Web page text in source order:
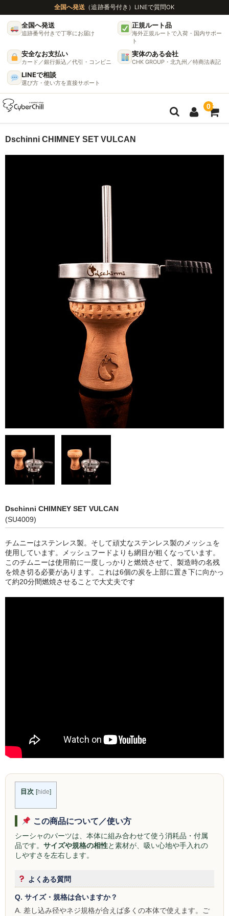
全国へ発送 （追跡番号付き） LINEで質問OK
全国へ発送
追跡番号付きで丁寧にお届け
正規ルート品
海外正規ルートで入荷・国内サポー
ト
安全なお支払い
カード／銀行振込／代引・コンビニ
実体のある会社
CHK GROUP・北九州／特商法表記
LINEで相談
選び方・使い方を直接サポート
0
ガイド
グラインダー完全ガイド
挽き方で味が変わる理由
マウスピースの選び方
シーシャの始め方
BFG Dani（バッテリー不要ヴェポ）
BFGステム（本体のみ）
シーシャ
Hookahs
НА ГРАНИ (NA GRANI)
SHISHABUCKS
dschinni
MEXANIKA
Maklaud
HMS
シーシャフレーバー
ChillCloud(チルクラウド）
オデュマン
Cobra Blanc
Dschinni CHIMNEY SET VULCAN
Dschinni CHIMNEY SET VULCAN
(SU4009)
チムニーはステンレス製。そして頑丈なステンレス製のメッシュを
使用しています。メッシュフードよりも網目が粗くなっています。
このチムニーは使用前に一度しっかりと燃焼させて、製造時の名残
を焼き切る必要があります。これは6個の炭を上部に置き下に向かっ
て約20分間燃焼させることで大丈夫です
目次 [hide]
この商品について／使い方
シーシャのパーツは、本体に組み合わせて使う消耗品・付属
品です。サイズや規格の相性と素材が、吸い心地や手入れの
しやすさを左右します。
よくある質問
Q. サイズ・規格は合いますか？
A. 差し込み径やネジ規格が合えば多くの本体で使えます。ご